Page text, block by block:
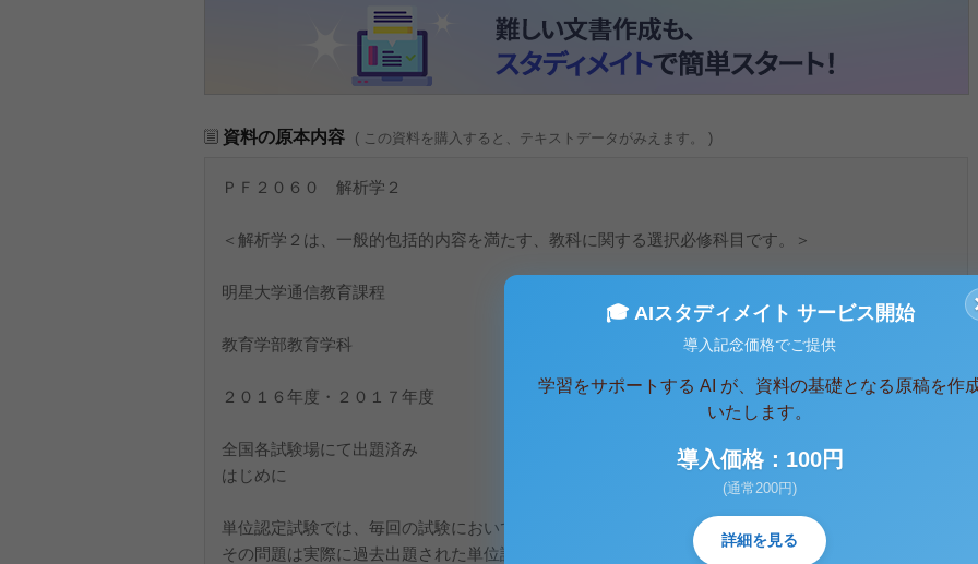
資料の原本内容 ( この資料を購入すると、テキストデータがみえます。 )
ＰＦ２０６０ 解析学２
＜解析学２は、一般的包括的内容を満たす、教科に関する選択必修科目です。＞
明星大学通信教育課程
教育学部教育学科
２０１６年度・２０１７年度
全国各試験場にて出題済み
はじめに
単位認定試験では、毎回の試験において、問題の組み合わせを変えて数題の問題が出題されます。
その問題は実際に過去出題された単位認定試験の過去問等から出題される可能性が高いことが分か
🎓 AIスタディメイト サービス開始
導入記念価格でご提供
学習をサポートする AI が、資料の基礎となる原稿を作
いたします。
導入価格：100円
(通常200円)
詳細を見る